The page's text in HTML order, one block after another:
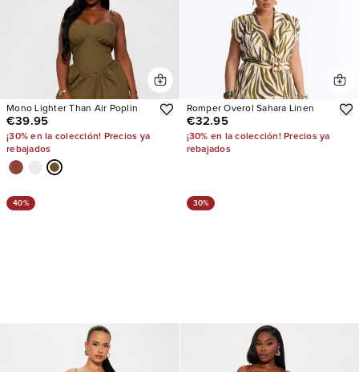
Mono Lighter Than Air Poplin
€39.95
¡30% en la colección! Precios ya
rebajados
Romper Overol Sahara Linen
€32.95
¡30% en la colección! Precios ya
rebajados
40% 30%